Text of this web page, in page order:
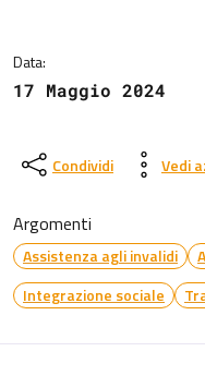
Data:
17 Maggio 2024
Condividi Vedi
Argomenti
Assistenza agli invalidi
Integrazione sociale